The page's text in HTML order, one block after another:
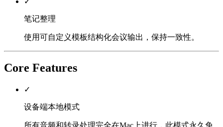
笔记整理
使用可自定义模板结构化会议输出，保持一致性。
Core Features
✓
设备端本地模式